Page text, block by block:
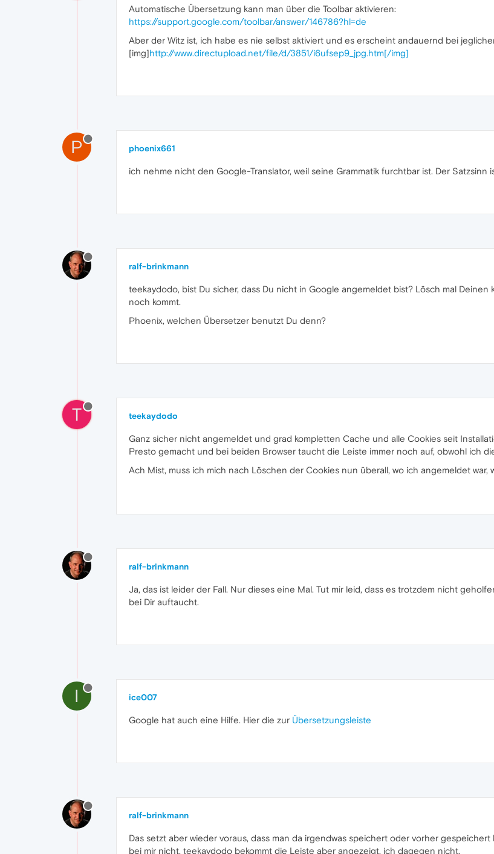
Automatische Übersetzung kann man über die Toolbar aktivieren:
https://support.google.com/toolbar/answer/146786?hl=de
Aber der Witz ist, ich habe es nie selbst aktiviert und es erscheint andauernd bei
[img]http://www.directupload.net/file/d/3851/i6ufsep9_jpg.htm[/img]
P phoenix661
ich nehme nicht den Google-Translator, weil seine Grammatik furchtbar ist. Der Satzsinn
ralf-brinkmann
teekaydodo, bist Du sicher, dass Du nicht in Google angemeldet bist? Lösch mal
noch kommt.
Phoenix, welchen Übersetzer benutzt Du denn?
T teekaydodo
Ganz sicher nicht angemeldet und grad kompletten Cache und alle Cookies seit
Presto gemacht und bei beiden Browser taucht die Leiste immer noch auf, obwohl ich
Ach Mist, muss ich mich nach Löschen der Cookies nun überall, wo ich angemeldet war,
ralf-brinkmann
Ja, das ist leider der Fall. Nur dieses eine Mal. Tut mir leid, dass es trotzdem nicht
bei Dir auftaucht.
I ice007
Google hat auch eine Hilfe. Hier die zur Übersetzungsleiste
ralf-brinkmann
Das setzt aber wieder voraus, dass man da irgendwas speichert oder vorher
bei mir nicht. teekaydodo bekommt die Leiste aber angezeigt, ich dagegen nicht.